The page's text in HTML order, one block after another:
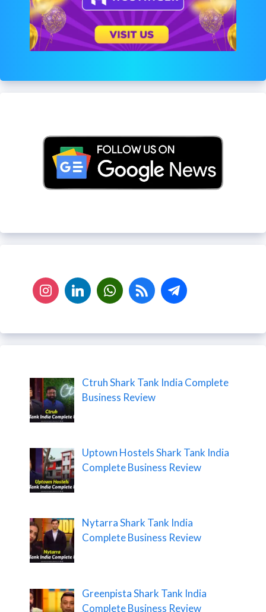
Ctruh Shark Tank India Complete
Business Review
Uptown Hostels Shark Tank India
Complete Business Review
Nytarra Shark Tank India
Complete Business Review
Greenpista Shark Tank India
Complete Business Review